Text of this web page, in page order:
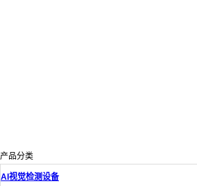
产品分类
AI视觉检测设备